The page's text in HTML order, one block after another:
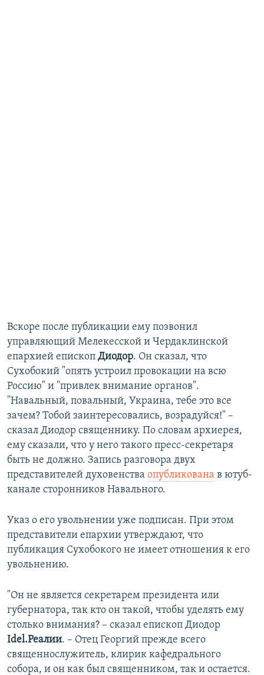
Вскоре после публикации ему позвонил
управляющий Мелекесской и Чердаклинской
епархией епископ Диодор. Он сказал, что
Сухобокий "опять устроил провокации на всю
Россию" и "привлек внимание органов".
"Навальный, повальный, Украина, тебе это все
зачем? Тобой заинтересовались, возрадуйся!" –
сказал Диодор священнику. По словам архиерея,
ему сказали, что у него такого пресс-секретаря
быть не должно. Запись разговора двух
представителей духовенства опубликована в ютуб-
канале сторонников Навального.
Указ о его увольнении уже подписан. При этом
представители епархии утверждают, что
публикация Сухобокого не имеет отношения к его
увольнению.
"Он не является секретарем президента или
губернатора, так кто он такой, чтобы уделять ему
столько внимания? – сказал епископ Диодор
Idel.Реалии. – Отец Георгий прежде всего
священнослужитель, клирик кафедрального
собора, и он как был священником, так и остается.